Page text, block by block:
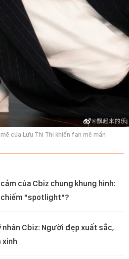
của Lưu Thi Thi khiến fan mê mẩn
của Cbiz chung khung hình:
chiếm "spotlight"?
nhân Cbiz: Người đẹp xuất sắc,
xinh